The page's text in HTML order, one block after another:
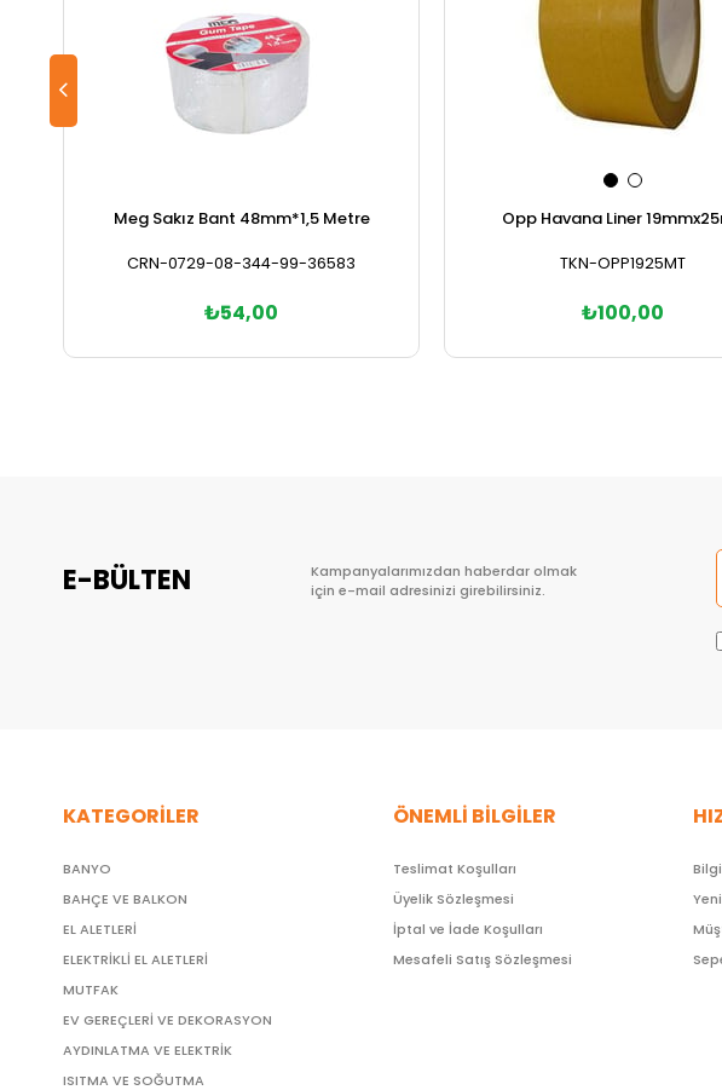
Meg Sakız Bant 48mm*1,5 Metre
CRN-0729-08-344-99-36583
₺54,00
Opp Havana Liner
TKN-OPP1925MT
₺100,00
E-BÜLTEN
Kampanyalarımızdan haberdar olmak
için e-mail adresinizi girebilirsiniz.
KATEGORİLER
BANYO
BAHÇE VE BALKON
EL ALETLERİ
ELEKTRİKLİ EL ALETLERİ
MUTFAK
EV GEREÇLERİ VE DEKORASYON
AYDINLATMA VE ELEKTRİK
ISITMA VE SOĞUTMA
ÖNEMLİ BİLGİLER
Teslimat Koşulları
Üyelik Sözleşmesi
İptal ve İade Koşulları
Mesafeli Satış Sözleşmesi